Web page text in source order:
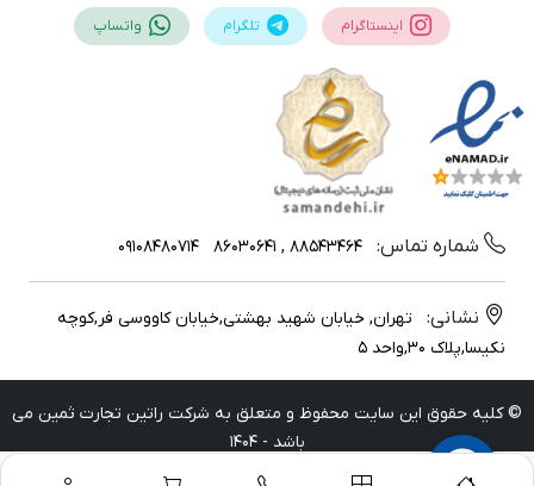
اینستاگرام تلگرام واتساپ
شماره تماس: 88543464 , 86030641
09108480714
نشانی:
تهران, خیابان شهید بهشتی,خیابان کاووسی فر,کوچه
نکیسا,پلاک 30,واحد 5
© کلیه حقوق این سایت محفوظ و متعلق به شرکت راتین تجارت ثمین می
باشد - 1404